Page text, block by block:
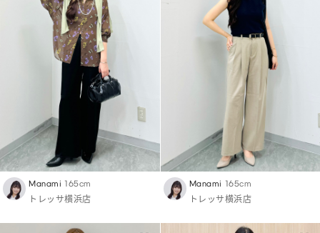
Manami 165cm
トレッサ横浜店
Manami 165cm
トレッサ横浜店